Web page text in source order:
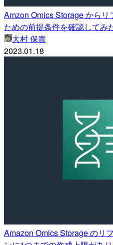
Amzon Omics Storage から
ための前提条件を確認してみ
大村 保貴
2023.01.18
Amazon Omics Storage のリ